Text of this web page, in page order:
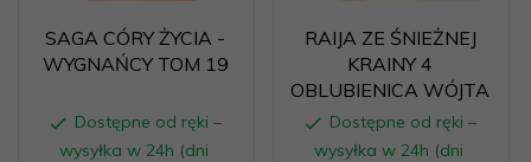
SAGA CÓRY ŻYCIA -
WYGNAŃCY TOM 19
Dostępne od ręki –
wysyłka w 24h (dni
RAIJA ZE ŚNIEŻNEJ
KRAINY 4
OBLUBIENICA WÓJTA
Dostępne od ręki –
wysyłka w 24h (dni